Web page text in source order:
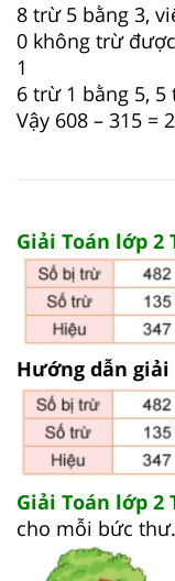
8 trừ 5 bằng 3,
0 không trừ
1
6 trừ 1 bằng 5,
Vậy 608 – 315 =
Giải Toán lớp 2
Hướng dẫn giải
Giải Toán lớp 2
cho mỗi bức thư.